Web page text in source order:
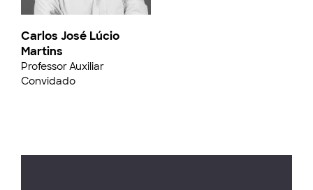
Carlos José Lúcio
Martins
Professor Auxiliar
Convidado